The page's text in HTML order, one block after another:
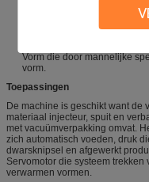
functie van het trekken van
Het is uitgerust met
Vorm die door mannelijke
vorm.
Toepassingen
De machine is geschikt want de
materiaal injecteur, spuit en
met vacuümverpakking omvat.
zich automatisch voeden, druk
dwarsknipsel en afgewerkt
Servomotor die systeem
verwarmen vormen.